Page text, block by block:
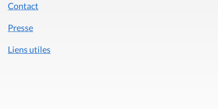
Contact
Presse
Liens utiles